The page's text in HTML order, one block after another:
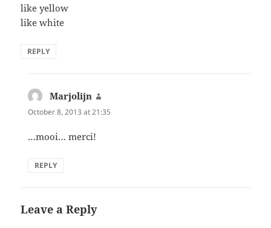
like yellow
like white
REPLY
Marjolijn
October 8, 2013 at 21:35
…mooi… merci!
REPLY
Leave a Reply